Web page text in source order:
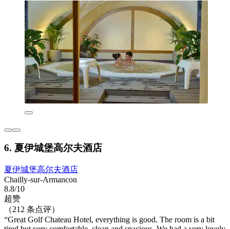
6. 夏伊城堡高尔夫酒店
夏伊城堡高尔夫酒店
Chailly-sur-Armancon
8.8/10
超赞
（212 条点评）
“Great Golf Chateau Hotel, everything is good. The room is a bit